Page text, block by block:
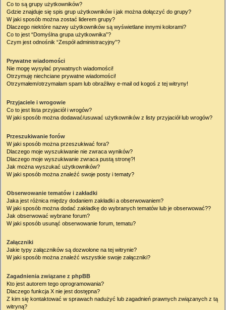
Co to są grupy użytkowników?
Gdzie znajduje się spis grup użytkowników i jak można dołączyć do grupy?
W jaki sposób można zostać liderem grupy?
Dlaczego niektóre nazwy użytkowników są wyświetlane innymi kolorami?
Co to jest “Domyślna grupa użytkownika”?
Czym jest odnośnik “Zespół administracyjny”?
Prywatne wiadomości
Nie mogę wysyłać prywatnych wiadomości!
Otrzymuję niechciane prywatne wiadomości!
Otrzymałem/otrzymałam spam lub obraźliwy e-mail od kogoś z tej witryny!
Przyjaciele i wrogowie
Co to jest lista przyjaciół i wrogów?
W jaki sposób można dodawać/usuwać użytkowników z listy przyjaciół lub wrogów?
Przeszukiwanie forów
W jaki sposób można przeszukiwać fora?
Dlaczego moje wyszukiwanie nie zwraca wyników?
Dlaczego moje wyszukiwanie zwraca pustą stronę?!
Jak można wyszukać użytkowników?
W jaki sposób można znaleźć swoje posty i tematy?
Obserwowanie tematów i zakładki
Jaka jest różnica między dodaniem zakładki a obserwowaniem?
W jaki sposób można dodać zakładkę do wybranych tematów lub je obserwować??
Jak obserwować wybrane forum?
W jaki sposób usunąć obserwowanie forum, tematu?
Załączniki
Jakie typy załączników są dozwolone na tej witrynie?
W jaki sposób można znaleźć wszystkie swoje załączniki?
Zagadnienia związane z phpBB
Kto jest autorem tego oprogramowania?
Dlaczego funkcja X nie jest dostępna?
Z kim się kontaktować w sprawach nadużyć lub zagadnień prawnych związanych z tą
witryną?